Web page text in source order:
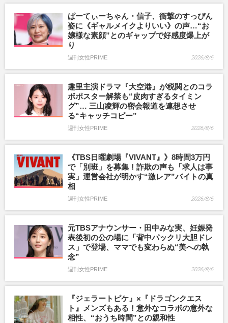
ぱーてぃーちゃん・信子、衝撃のすっぴん
姿に《ギャルメイクよりいい》の声…“お
嬢様な素顔”とのギャップで好感度爆上が
り
週刊女性PRIME 2026/8/6
趣里主演ドラマ『大空港』が税関とのコラ
ボポスター解禁も“皮肉すぎるタイミン
グ”… 三山凌輝の密会報道を連想させ
る“キャッチコピー”
週刊女性PRIME 2026/8/6
《TBS日曜劇場『VIVANT』》8時間3万円
で「別班」を募集！詐欺の声も「求人は事
実」運営会社が明かす“激レア”バイトの真
相
週刊女性PRIME 2026/8/6
元TBSアナウンサー・田中みな実、妊娠発
表後初の公の場に「背中パックリ大胆ドレ
ス」で登場、ママでも変わらぬ“美への執
念”
週刊女性PRIME 2026/8/6
『ジェラートピケ』×『ドラゴンクエス
ト』メンズもある！意外なコラボの意外な
相性、“おうち時間”との親和性